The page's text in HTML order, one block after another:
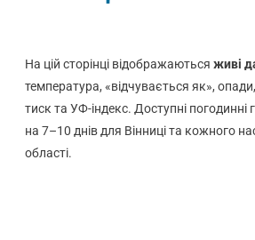
На цій сторінці відображаються живі
температура, «відчувається як», опади,
тиск та УФ-індекс. Доступні погодинні
на 7–10 днів для Вінниці та кожного
області.